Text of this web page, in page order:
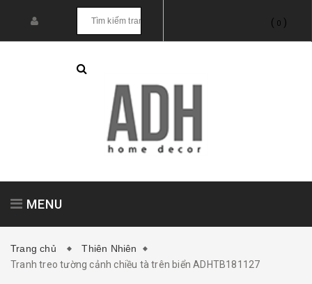
( 0 )
MENU
Tranh treo tường
Trang chủ
Thiên Nhiên
Tranh treo tường cảnh chiều tà trên biển ADHTB181127